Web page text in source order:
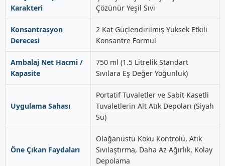
Karakteri
Çözünür Yeşil Sıvı
Konsantrasyon
Derecesi
2 Kat Güçlendirilmiş Yüksek Etkili
Konsantre Formül
Ambalaj Net Hacmi /
Kapasite
750 ml (1.5 Litrelik Standart
Sıvılara Eş Değer Yoğunluk)
Uygulama Sahası
Portatif Tuvaletler ve Sabit Kasetli
Tuvaletlerin Alt Atık Depoları (Siyah
Su)
Öne Çıkan Faydaları
Olağanüstü Koku Kontrolü, Atık
Sıvılaştırma, Daha Az Ağırlık, Kolay
Depolama